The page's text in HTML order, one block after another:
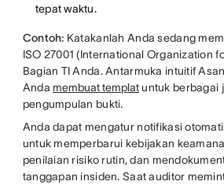
tepat waktu.
Contoh: Katakanlah Anda sedang
ISO 27001 (International Organization
Bagian TI Anda. Antarmuka intuitif
Anda membuat templatuntuk berbagai
pengumpulan bukti.
Anda dapat mengatur notifikasi
untuk memperbarui kebijakan
penilaian risiko rutin, dan
tanggapan insiden. Saat auditor